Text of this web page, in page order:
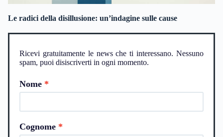
Le radici della disillusione: un’indagine sulle cause
Ricevi gratuitamente le news che ti interessano. Nessuno
spam, puoi disiscriverti in ogni momento.
Nome
Cognome